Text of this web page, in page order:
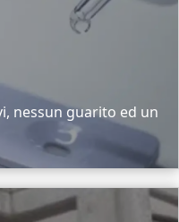
nessun guarito ed un